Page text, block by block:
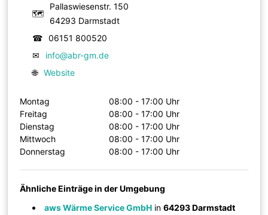
🗺
Pallaswiesenstr. 150
64293 Darmstadt
☎
06151 800520
✉
info@abr-gm.de
🌐 Website
Montag
08:00 - 17:00 Uhr
Freitag
08:00 - 17:00 Uhr
Dienstag
08:00 - 17:00 Uhr
Mittwoch
08:00 - 17:00 Uhr
Donnerstag
08:00 - 17:00 Uhr
Ähnliche Einträge in der Umgebung
aws Wärme Service GmbH in64293 Darmstadt